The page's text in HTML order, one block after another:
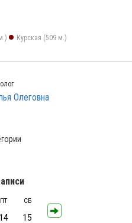
Курская (509 м.)
Олеговна
ПТ
14
СБ
15